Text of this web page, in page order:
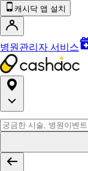
캐시닥 앱 설치
병원관리자 서비스